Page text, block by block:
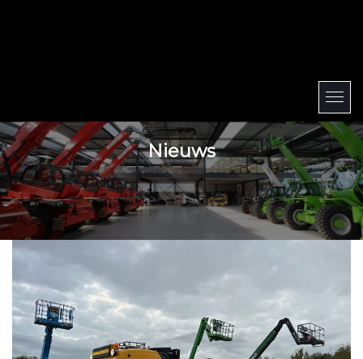
Nieuws